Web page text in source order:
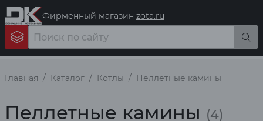
Фирменный магазин zota.ru
Главная Каталог Котлы Пеллетные камины
Пеллетные камины (4)